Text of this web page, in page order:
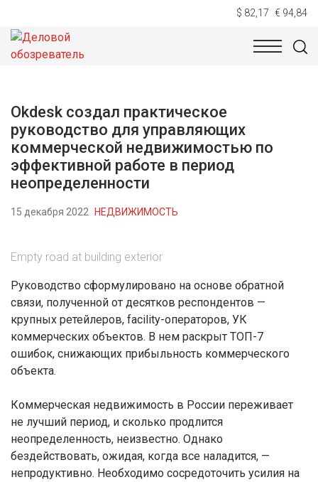
$ 82,17 € 94,84
НОВОСТИ
Okdesk создал практическое
руководство для управляющих
коммерческой недвижимостью по
эффективной работе в период
неопределенности
15 декабря 2022 НЕДВИЖИМОСТЬ
Empty road at building exterior
Руководство сформулировано на основе обратной
связи, полученной от десятков респондентов —
крупных ретейлеров, facility-операторов, УК
коммерческих объектов. В нем раскрыт ТОП-7
ошибок, снижающих прибыльность коммерческого
объекта.
Коммерческая недвижимость в России переживает
не лучший период, и сколько продлится
неопределенность, неизвестно. Однако
бездействовать, ожидая, когда все наладится, —
непродуктивно. Необходимо сосредоточить усилия на